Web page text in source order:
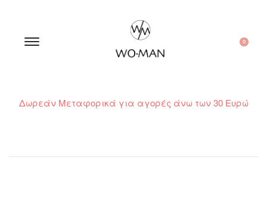
0
Δωρεάν Μεταφορικά για αγορές άνω των 30 Ευρώ